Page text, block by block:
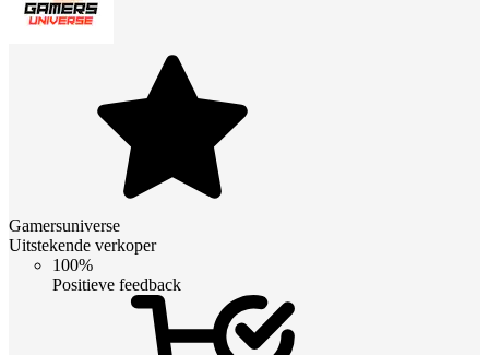
Gamersuniverse
Uitstekende verkoper
100%
Positieve feedback